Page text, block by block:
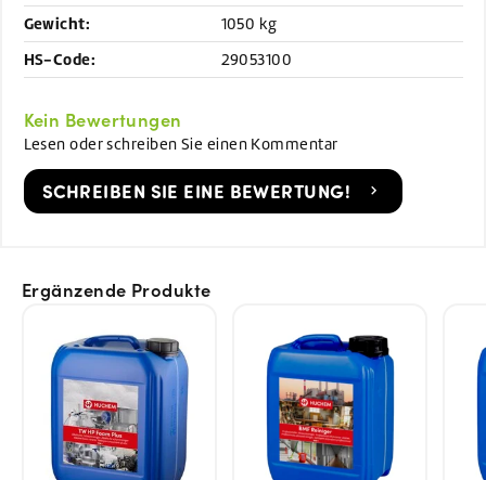
Gewicht: 1050 kg
HS-Code: 29053100
Kein Bewertungen
Lesen oder schreiben Sie einen Kommentar
SCHREIBEN SIE EINE BEWERTUNG!
Ergänzende Produkte